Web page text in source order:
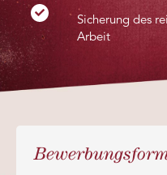
Sicherung des
Arbeit